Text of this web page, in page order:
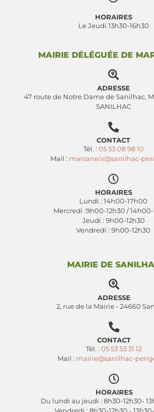
HORAIRES
Le Jeudi 13h30-16h30
MAIRIE DÉLÉGUÉE DE
ADRESSE
47 route de Notre Dame de Sanilhac,
SANILHAC
CONTACT
Tél. : 05 53 08 98 10
Mail : marsaneix@sanilhac-
HORAIRES
Lundi : 14h00-17h00
Mercredi :9h00-12h30 /
Jeudi : 9h00-12h30
Vendredi : 9h00-12h30
MAIRIE DE
ADRESSE
2, rue de la Mairie - 24660
CONTACT
Tél. : 05 53 53 31 12
Mail : mairie@sanilhac-
HORAIRES
Du lundi au jeudi : 8h30-12h30-